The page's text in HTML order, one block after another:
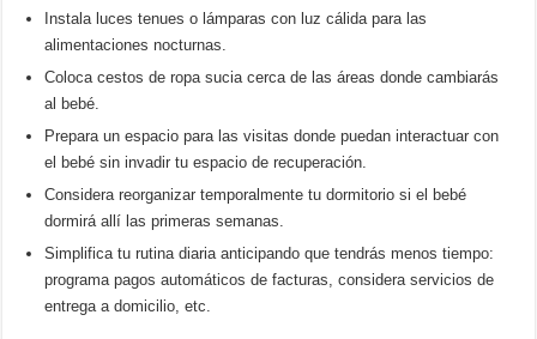
Instala luces tenues o lámparas con luz cálida para las
alimentaciones nocturnas.
Coloca cestos de ropa sucia cerca de las áreas donde cambiarás
al bebé.
Prepara un espacio para las visitas donde puedan interactuar con
el bebé sin invadir tu espacio de recuperación.
Considera reorganizar temporalmente tu dormitorio si el bebé
dormirá allí las primeras semanas.
Simplifica tu rutina diaria anticipando que tendrás menos tiempo:
programa pagos automáticos de facturas, considera servicios de
entrega a domicilio, etc.